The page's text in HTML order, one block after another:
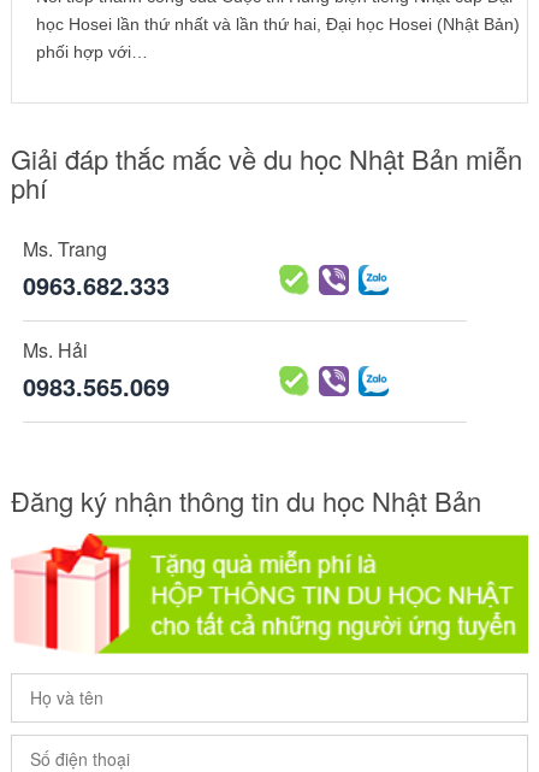
học Hosei lần thứ nhất và lần thứ hai, Đại học Hosei (Nhật Bản)
phối hợp với…
Giải đáp thắc mắc về du học Nhật Bản miễn
phí
Ms. Trang
0963.682.333
Ms. Hải
0983.565.069
Đăng ký nhận thông tin du học Nhật Bản